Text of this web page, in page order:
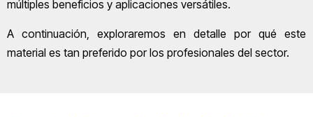
múltiples beneficios y aplicaciones versátiles.
A continuación, exploraremos en detalle por qué este
material es tan preferido por los profesionales del sector.